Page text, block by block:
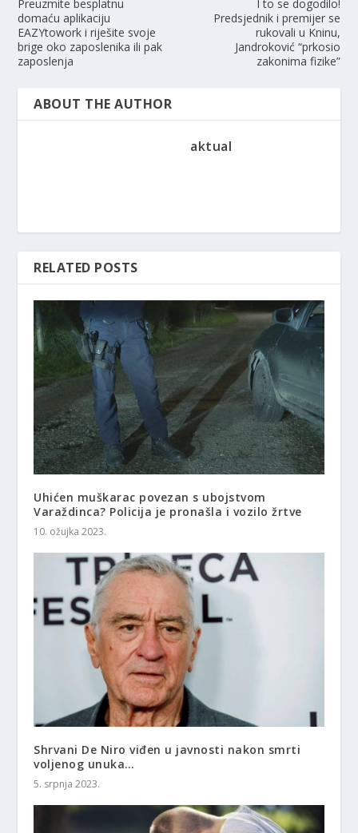
Preuzmite besplatnu
domaću aplikaciju
EAZYtowork i riješite svoje
brige oko zaposlenika ili pak
zaposlenja
I to se dogodilo!
Predsjednik i premijer se
rukovali u Kninu,
Jandroković “prkosio
zakonima fizike”
ABOUT THE AUTHOR
aktual
RELATED POSTS
Uhićen muškarac povezan s ubojstvom
Varaždinca? Policija je pronašla i vozilo žrtve
10. ožujka 2023.
Shrvani De Niro viđen u javnosti nakon smrti
voljenog unuka…
5. srpnja 2023.